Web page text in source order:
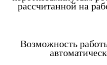
рассчитанной на
Возможность